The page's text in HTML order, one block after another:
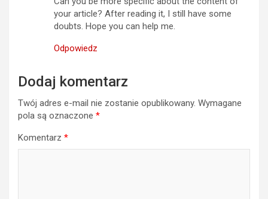
your article? After reading it, I still have some
doubts. Hope you can help me.
Odpowiedz
Dodaj komentarz
Twój adres e-mail nie zostanie opublikowany. Wymagane
pola są oznaczone *
Komentarz *